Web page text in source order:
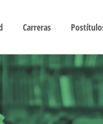
Carreras